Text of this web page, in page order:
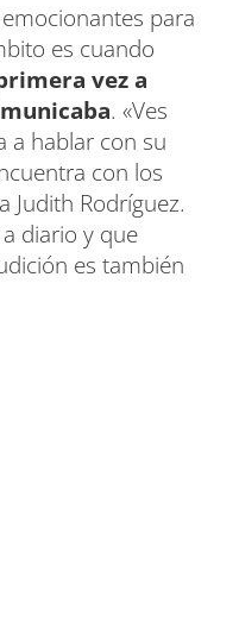
para
es cuando
vez a
. «Ves
a hablar con su
con los
Judith Rodríguez.
diario y que
es también